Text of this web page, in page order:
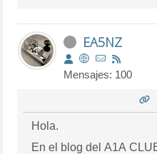
EA5NZ
Mensajes: 100
Hola.
En el blog del A1A